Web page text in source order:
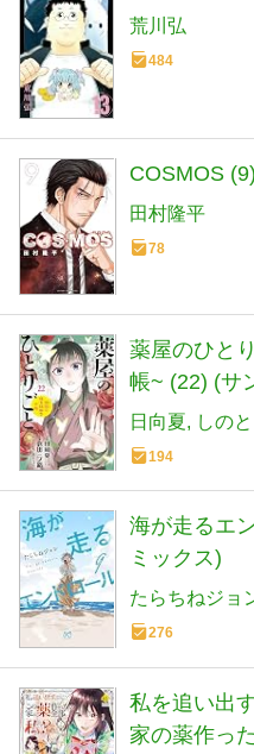
荒川弘
484
COSMOS
田村隆平
78
薬屋のひと
帳~ (22) (サ
日向夏 しの
194
海が走るエ
ミックス)
たらちねジョ
276
私を追い出
家の薬作っ